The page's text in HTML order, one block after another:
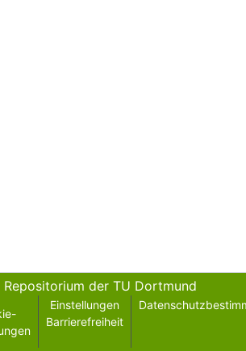
der TU Dortmund
Einstellungen
Barrierefreiheit